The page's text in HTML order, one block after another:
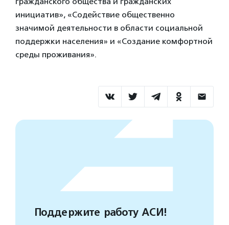
инициатив», «Содействие общественно
значимой деятельности в области социальной
поддержки населения» и «Создание комфортной
среды проживания».
Поддержите работу АСИ!